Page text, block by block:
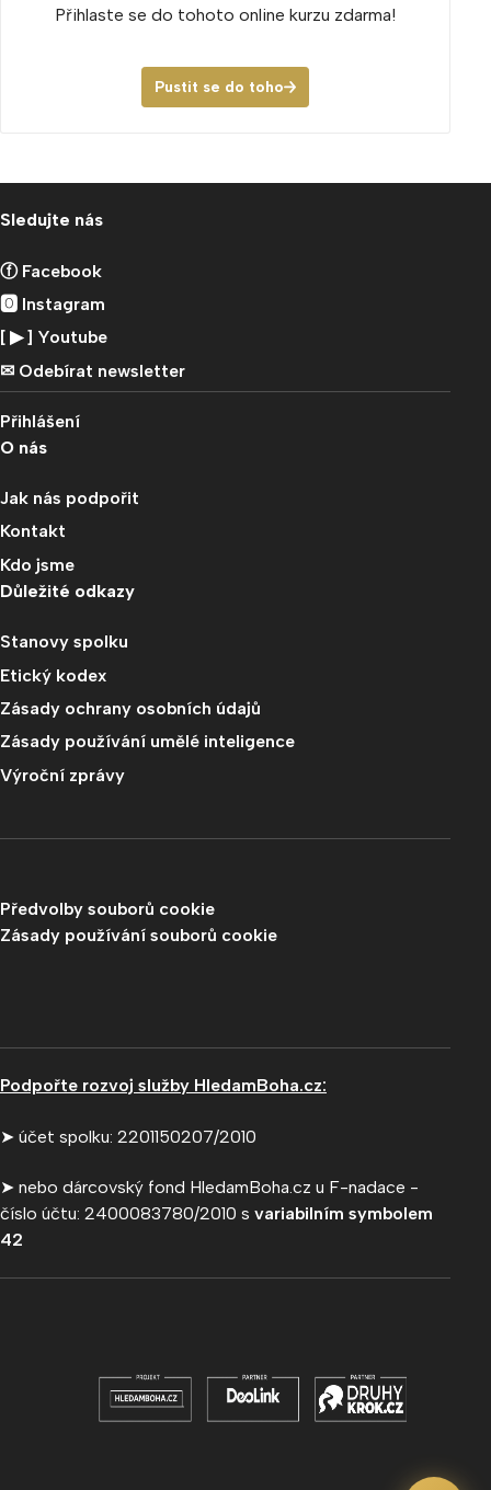
Přihlaste se do tohoto online kurzu zdarma!
Pustit se do toho
Sledujte nás
ⓕ Facebook
🅾 Instagram
[ ▶︎ ] Youtube
✉︎ Odebírat newsletter
Přihlášení
O nás
Jak nás podpořit
Kontakt
Kdo jsme
Důležité odkazy
Stanovy spolku
Etický kodex
Zásady ochrany osobních údajů
Zásady používání umělé inteligence
Výroční zprávy
Předvolby souborů cookie
Zásady používání souborů cookie
Podpořte rozvoj služby HledamBoha.cz:
➤ účet spolku: 2201150207/2010
➤ nebo dárcovský fond HledamBoha.cz u F-nadace -
číslo účtu: 2400083780/2010 s variabilním symbolem
42